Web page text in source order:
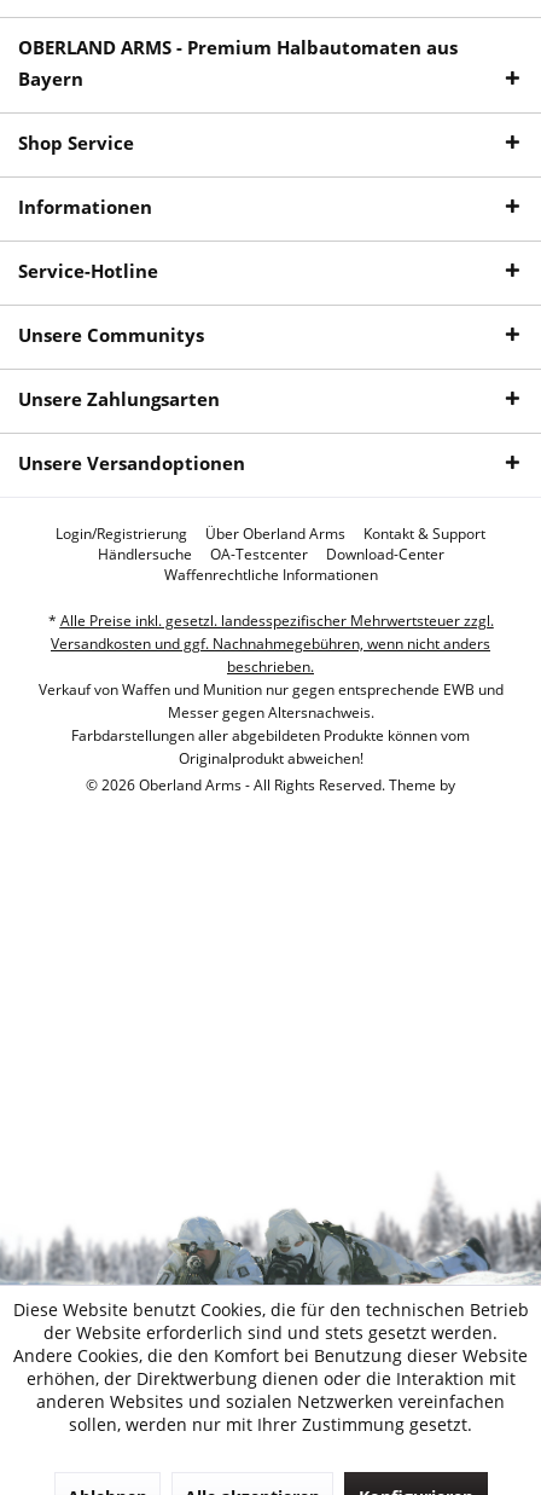
OBERLAND ARMS - Premium Halbautomaten aus
Bayern
Shop Service
Informationen
Service-Hotline
Unsere Communitys
Unsere Zahlungsarten
Unsere Versandoptionen
Login/Registrierung Über Oberland Arms
Kontakt & Support
Händlersuche
OA-Testcenter
Download-Center
Waffenrechtliche Informationen
* Alle Preise inkl. gesetzl. landesspezifischer Mehrwertsteuer zzgl.
Versandkosten und ggf. Nachnahmegebühren, wenn nicht anders
beschrieben.
Verkauf von Waffen und Munition nur gegen entsprechende EWB und
Messer gegen Altersnachweis.
Farbdarstellungen aller abgebildeten Produkte können vom
Originalprodukt abweichen!
© 2026 Oberland Arms - All Rights Reserved. Theme by
Diese Website benutzt Cookies, die für den technischen Betrieb
der Website erforderlich sind und stets gesetzt werden.
Andere Cookies, die den Komfort bei Benutzung dieser Website
erhöhen, der Direktwerbung dienen oder die Interaktion mit
anderen Websites und sozialen Netzwerken vereinfachen
sollen, werden nur mit Ihrer Zustimmung gesetzt.